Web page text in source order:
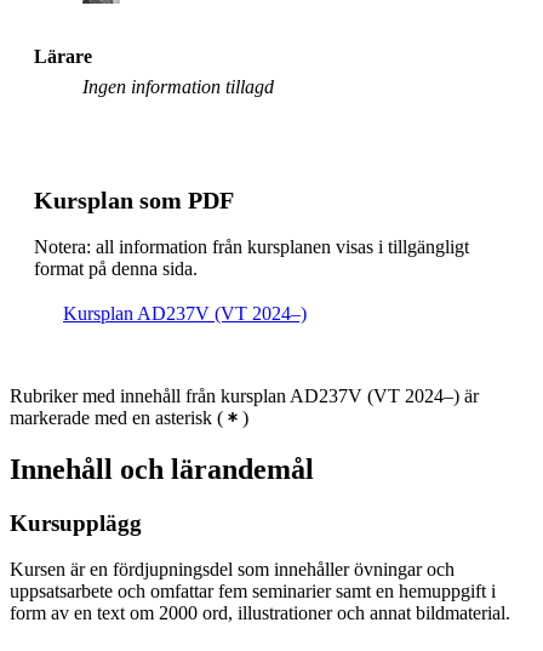
Lärare
Ingen information tillagd
Kursplan som PDF
Notera: all information från kursplanen visas i tillgängligt
format på denna sida.
Kursplan AD237V (VT 2024–)
Rubriker med innehåll från kursplan AD237V (VT 2024–) är
markerade med en asterisk ( )
Innehåll och lärandemål
Kursupplägg
Kursen är en fördjupningsdel som innehåller övningar och
uppsatsarbete och omfattar fem seminarier samt en hemuppgift i
form av en text om 2000 ord, illustrationer och annat bildmaterial.